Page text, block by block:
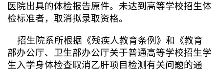
医院出具的体检报告原件。未达到高等学校招生体
检标准者，取消拟录取资格。
招生院系所根据《残疾人教育条例》和《教育
部办公厅、卫生部办公厅关于普通高等学校招生学
生入学身体检查取消乙肝项目检测有关问题的通